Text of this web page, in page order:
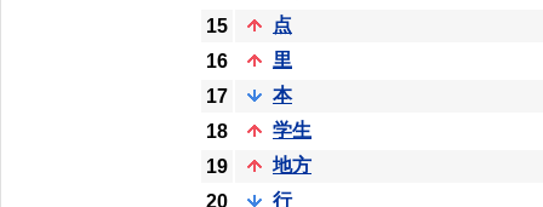
15
点
16
里
17
本
18
学生
19
地方
20
行